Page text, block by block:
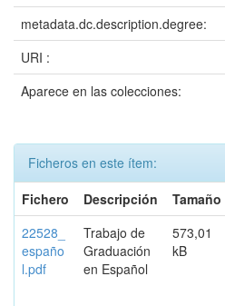
metadata.dc.description.degree:
URI :
Aparece en las colecciones:
Ficheros en este ítem:
Fichero
Descripción Tamaño
22528_
españo
l.pdf
Trabajo de
Graduación
en Español
573,01
kB